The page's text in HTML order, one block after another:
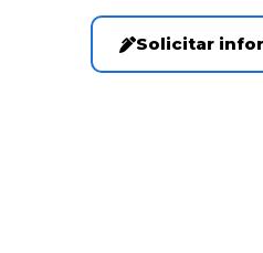
Solicitar